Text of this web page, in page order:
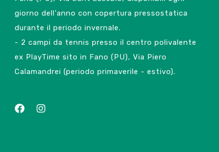
giorno dell'anno con copertura pressostatica
durante il periodo invernale.
- 2 campi da tennis presso il centro polivalente
ex PlayTime sito in Fano (PU), Via Piero
Calamandrei (periodo primaverile - estivo).